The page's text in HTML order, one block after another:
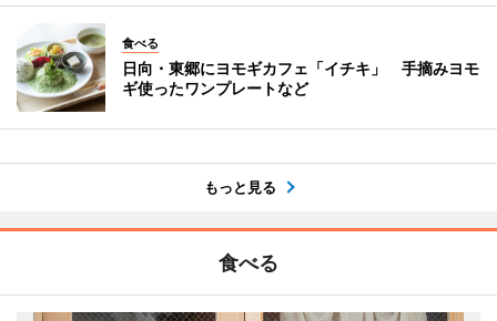
食べる
日向・東郷にヨモギカフェ「イチキ」 手摘みヨモ
ギ使ったワンプレートなど
もっと見る
食べる